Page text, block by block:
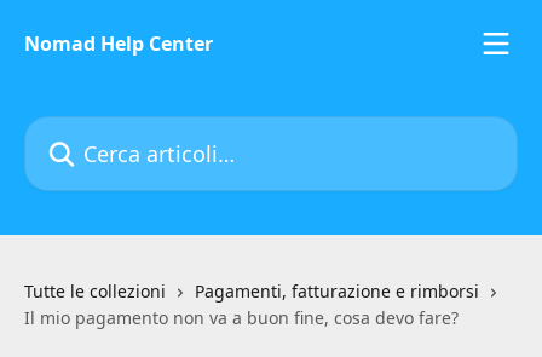
Nomad Help Center
Cerca articoli…
Tutte le collezioni
Pagamenti, fatturazione e rimborsi
Il mio pagamento non va a buon fine, cosa devo fare?